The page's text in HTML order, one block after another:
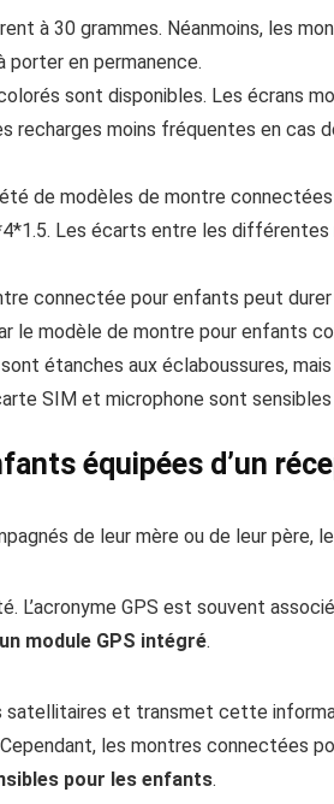
à 30 grammes. Néanmoins, les
porter en permanence.
sont disponibles. Les écrans
moins fréquentes en cas
de modèles de montre
Les écarts entre les
connectée pour enfants peut durer
le modèle de montre pour enfants
étanches aux éclaboussures,
SIM et microphone sont sensibles
équipées d’un
de leur mère ou de leur père,
GPS est souvent
module GPS intégré.
et transmet cette
les montres connectées
pour les enfants.